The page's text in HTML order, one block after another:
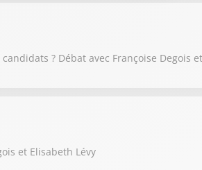
? Débat avec Françoise Degois
et Elisabeth Lévy